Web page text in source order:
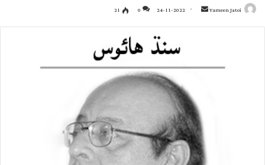
Yameen Jatoi
Send
an
24-11-2022
0
21